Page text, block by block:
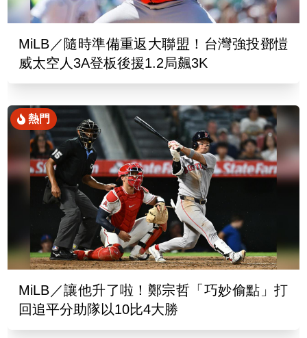
MiLB／隨時準備重返大聯盟！台灣強投鄧愷
威太空人3A登板後援1.2局飆3K
熱門
MiLB／讓他升了啦！鄭宗哲「巧妙偷點」打
回追平分助隊以10比4大勝